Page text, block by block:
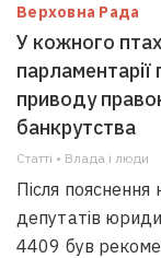
Верховна Рада
У кожного
приводу
банкрутства
Статті • Влада i люди
Після
депутатів
4409 був